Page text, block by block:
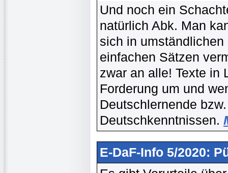
Und noch ein
natürlich Abk. Man
sich in
einfachen Sätzen
zwar an alle! Texte in
Forderung um und
Deutschlernende
Deutschkenntnissen.
E-DaF-Info 5/2020: